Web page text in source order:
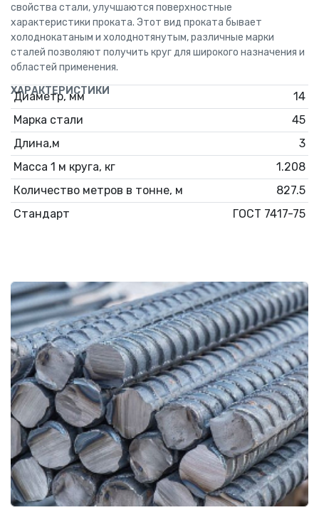
свойства стали, улучшаются поверхностные
характеристики проката. Этот вид проката бывает
холоднокатаным и холоднотянутым, различные марки
сталей позволяют получить круг для широкого назначения и
областей применения.
ХАРАКТЕРИСТИКИ
Диаметр, мм
14
Марка стали
45
Длина,м
3
Масса 1 м круга, кг
1.208
Количество метров в тонне, м
827.5
Стандарт
ГОСТ 7417-75